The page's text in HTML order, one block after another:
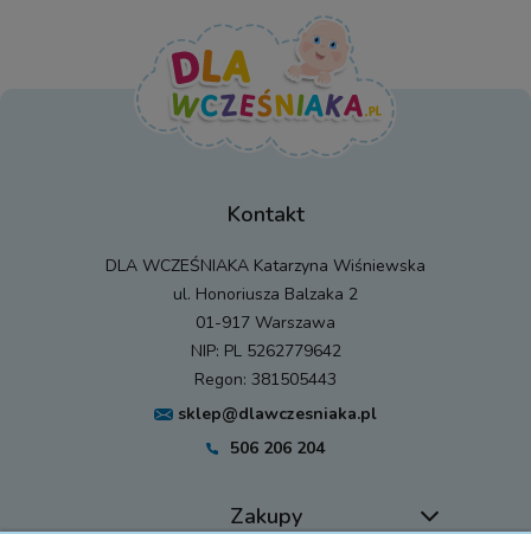
Kontakt
DLA WCZEŚNIAKA Katarzyna Wiśniewska
ul. Honoriusza Balzaka 2
01-917 Warszawa
NIP: PL 5262779642
Regon: 381505443
sklep@dlawczesniaka.pl
506 206 204
Zakupy